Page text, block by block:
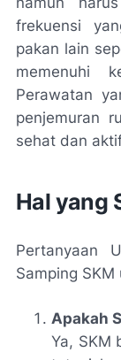
frekuensi
pakan lain
memenuhi
Perawatan
penjemuran
sehat dan
Hal yang
Pertanyaan
Samping
Apakah
Ya, SKM